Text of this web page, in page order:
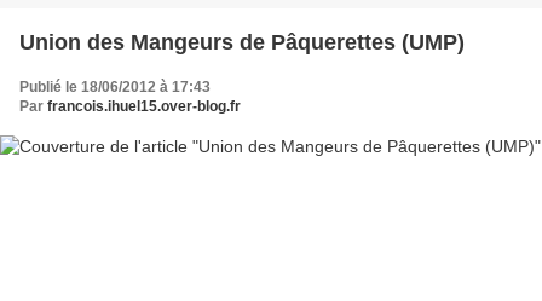
Union des Mangeurs de Pâquerettes (UMP)
Publié le 18/06/2012 à 17:43
Par francois.ihuel15.over-blog.fr